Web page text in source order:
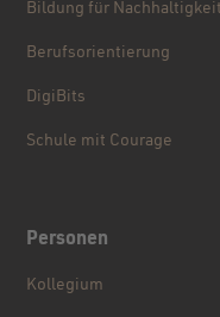
Bildung für Nachhaltigkeit
Berufsorientierung
DigiBits
Schule mit Courage
Personen
Kollegium